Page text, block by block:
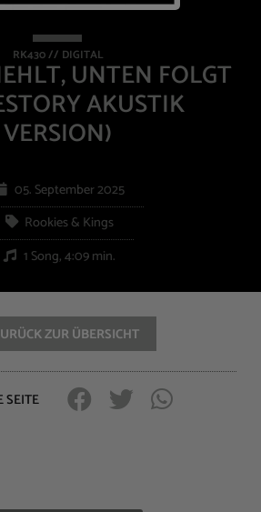
RK430 // DIGITALUNTEN FOLGT
AKUSTIK
VERSION)
05. September 2025
Rookies & Kings
1 Song, 4:09 min.
ZUR ÜBERSICHT
SEITE